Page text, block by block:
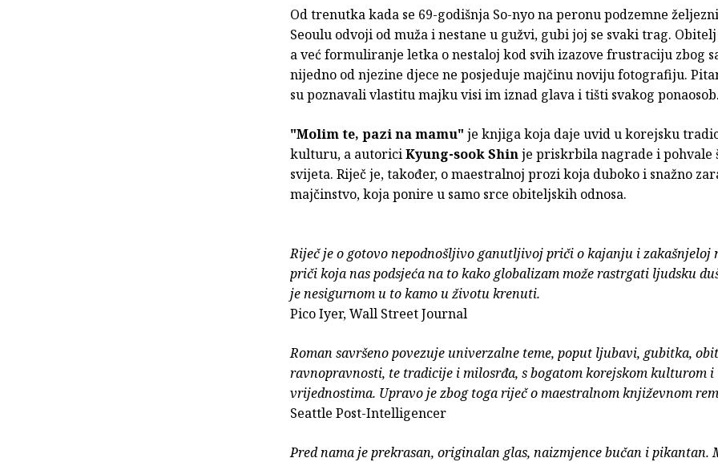
Od trenutka kada se 69-godišnja So-nyo na peronu podzemne
Seoulu odvoji od muža i nestane u gužvi, gubi joj se svaki trag.
a već formuliranje letka o nestaloj kod svih izazove frustraciju zbog
nijedno od njezine djece ne posjeduje majčinu noviju fotografiju.
su poznavali vlastitu majku visi im iznad glava i tišti svakog
"Molim te, pazi na mamu" je knjiga koja daje uvid u korejsku
kulturu, a autoriciKyung-sook Shinje priskrbila nagrade i pohvale
svijeta. Riječ je, također, o maestralnoj prozi koja duboko i snažno
majčinstvo, koja ponire u samo srce obiteljskih odnosa.
Riječ je o gotovo nepodnošljivo ganutljivoj priči o kajanju i zakašnjeloj
priči koja nas podsjeća na to kako globalizam može rastrgati ljudsku
je nesigurnom u to kamo u životu krenuti.
Pico Iyer, Wall Street Journal
Roman savršeno povezuje univerzalne teme, poput ljubavi, gubitka,
ravnopravnosti, te tradicije i milosrđa, s bogatom korejskom kulturom i
vrijednostima. Upravo je zbog toga riječ o maestralnom književnom
Seattle Post-Intelligencer
Pred nama je prekrasan, originalan glas, naizmjence bučan i pikantan.